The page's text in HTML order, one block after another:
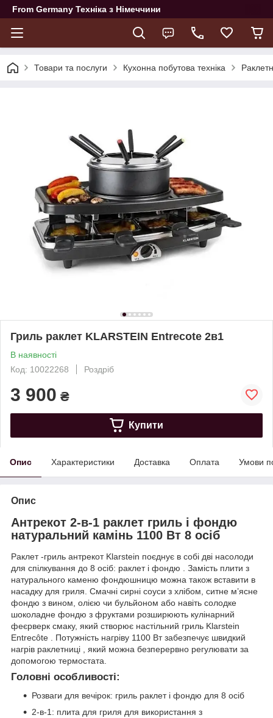
From Germany Техніка з Німеччини
Товари та послуги Кухонна побутова техніка
Гриль раклет KLARSTEIN Entrecote 2в1
В наявності
Код: 10022268
Роздріб
3 900 ₴
Купити
Опис Характеристики Доставка Оплата Умови
Опис
Антрекот 2-в-1 раклет гриль і фондю
натуральний камінь 1100 Вт 8 осіб
Раклет -гриль антрекот Klarstein поєднує в собі дві насолоди
для спілкування до 8 осіб: раклет і фондю . Замість плити з
натурального каменю фондюшницю можна також вставити в
насадку для гриля. Смачні сирні соуси з хлібом, ситне м’ясне
фондю з вином, олією чи бульйоном або навіть солодке
шоколадне фондю з фруктами розширюють кулінарний
феєрверк смаку, який створює настільний гриль Klarstein
Entrecôte . Потужність нагріву 1100 Вт забезпечує швидкий
нагрів раклетниці , який можна безперервно регулювати за
допомогою термостата.
Головні особливості:
Розваги для вечірок: гриль раклет і фондю для 8 осіб
2-в-1: плита для гриля для використання з